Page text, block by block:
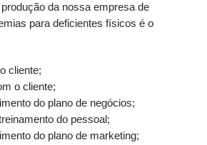
da nossa empresa de
para deficientes físicos é o
cliente;
o cliente;
do plano de negócios;
do pessoal;
do plano de marketing;